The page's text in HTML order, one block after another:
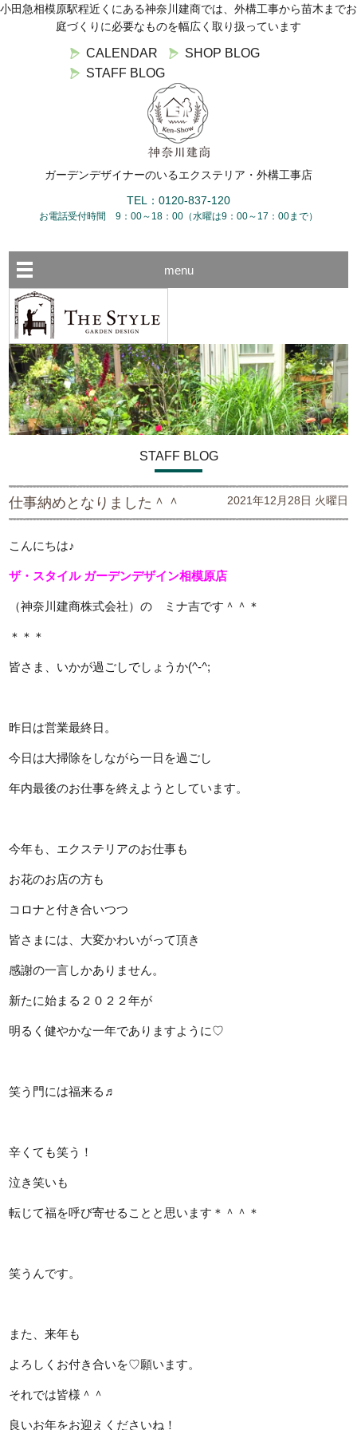
小田急相模原駅程近くにある神奈川建商では、外構工事から苗木までお
庭づくりに必要なものを幅広く取り扱っています
CALENDAR
SHOP BLOG
STAFF BLOG
ガーデンデザイナーのいるエクステリア・外構工事店
TEL：0120-837-120
お電話受付時間 9：00～18：00（水曜は9：00～17：00まで）
menu
STAFF BLOG
仕事納めとなりました＾＾ 2021年12月28日 火曜日
こんにちは♪
ザ・スタイル ガーデンデザイン相模原店
（神奈川建商株式会社）の ミナ吉です＾＾＊
＊＊＊
皆さま、いかが過ごしでしょうか(^-^;
昨日は営業最終日。
今日は大掃除をしながら一日を過ごし
年内最後のお仕事を終えようとしています。
今年も、エクステリアのお仕事も
お花のお店の方も
コロナと付き合いつつ
皆さまには、大変かわいがって頂き
感謝の一言しかありません。
新たに始まる２０２２年が
明るく健やかな一年でありますように♡
笑う門には福来る♬
辛くても笑う！
泣き笑いも
転じて福を呼び寄せることと思います＊＾＾＊
笑うんです。
また、来年も
よろしくお付き合いを♡願います。
それでは皆様＾＾
良いお年をお迎えくださいね！